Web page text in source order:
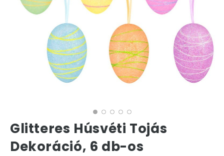
Glitteres Húsvéti Tojás
Dekoráció, 6 db-os